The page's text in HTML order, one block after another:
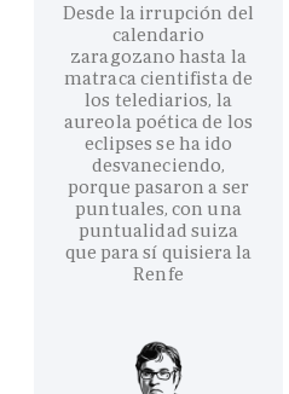
Desde la irrupción del
calendario
zaragozano hasta la
matraca cientifista de
los telediarios, la
aureola poética de los
eclipses se ha ido
desvaneciendo,
porque pasaron a ser
puntuales, con una
puntualidad suiza
que para sí quisiera la
Renfe